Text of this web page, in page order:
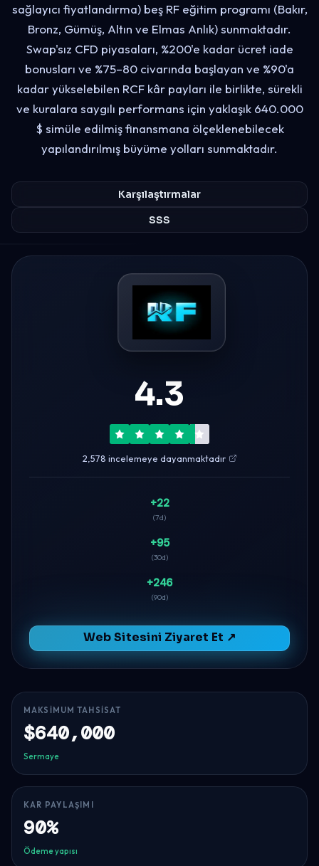
sağlayıcı fiyatlandırma) beş RF eğitim programı (Bakır,
Bronz, Gümüş, Altın ve Elmas Anlık) sunmaktadır.
Swap'sız CFD piyasaları, %200'e kadar ücret iade
bonusları ve %75–80 civarında başlayan ve %90'a
kadar yükselebilen RCF kâr payları ile birlikte, sürekli
ve kuralara saygılı performans için yaklaşık 640.000
$ simüle edilmiş finansmana ölçeklenebilecek
yapılandırılmış büyüme yolları sunmaktadır.
Karşılaştırmalar
SSS
4.3
2,578 incelemeye dayanmaktadır
+22
(7d)
+95
(30d)
+246
(90d)
Web Sitesini Ziyaret Et ↗
MAKSIMUM TAHSISAT
$640,000
Sermaye
KAR PAYLAŞIMI
90%
Ödeme yapısı